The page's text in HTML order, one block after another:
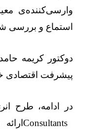
وارسی‌کننده‌ی
استماع و بررسی
دوکتور کریمه
پیشرفت اقتصادی
در ادامه، طرح
Consultants